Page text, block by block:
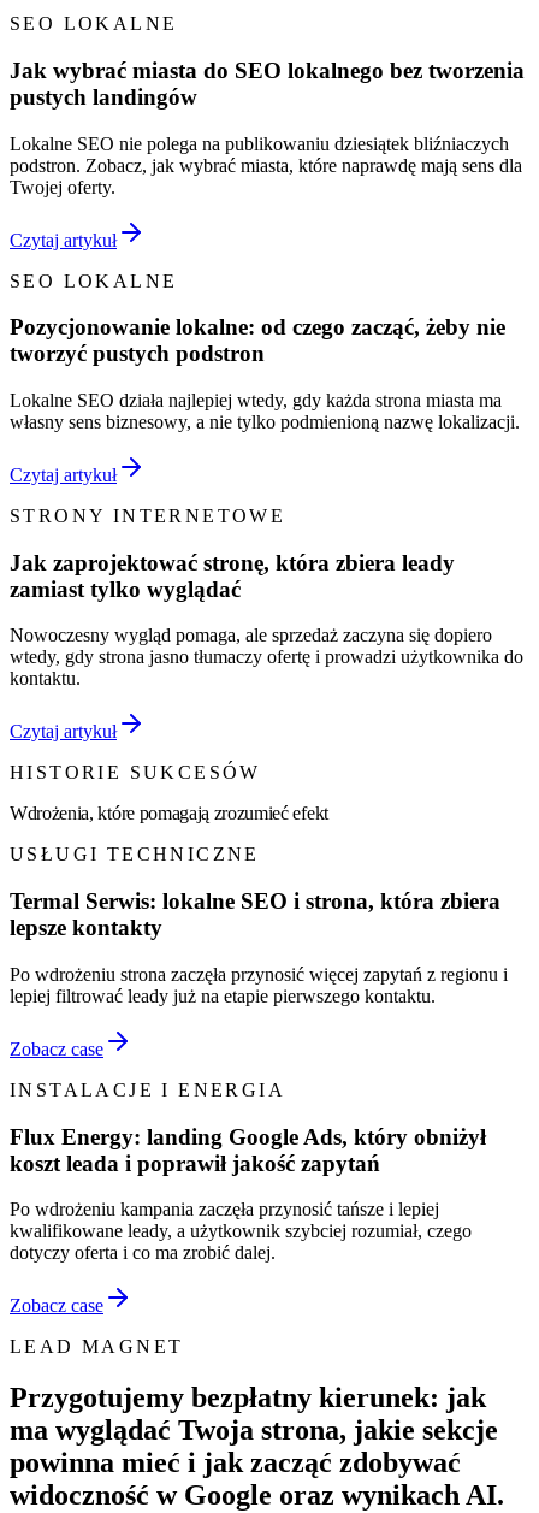
SEO LOKALNE
Jak wybrać miasta do SEO lokalnego bez tworzenia
pustych landingów
Lokalne SEO nie polega na publikowaniu dziesiątek bliźniaczych
podstron. Zobacz, jak wybrać miasta, które naprawdę mają sens dla
Twojej oferty.
Czytaj artykuł
SEO LOKALNE
Pozycjonowanie lokalne: od czego zacząć, żeby nie
tworzyć pustych podstron
Lokalne SEO działa najlepiej wtedy, gdy każda strona miasta ma
własny sens biznesowy, a nie tylko podmienioną nazwę lokalizacji.
Czytaj artykuł
STRONY INTERNETOWE
Jak zaprojektować stronę, która zbiera leady
zamiast tylko wyglądać
Nowoczesny wygląd pomaga, ale sprzedaż zaczyna się dopiero
wtedy, gdy strona jasno tłumaczy ofertę i prowadzi użytkownika do
kontaktu.
Czytaj artykuł
HISTORIE SUKCESÓW
Wdrożenia, które pomagają zrozumieć efekt
USŁUGI TECHNICZNE
Termal Serwis: lokalne SEO i strona, która zbiera
lepsze kontakty
Po wdrożeniu strona zaczęła przynosić więcej zapytań z regionu i
lepiej filtrować leady już na etapie pierwszego kontaktu.
Zobacz case
INSTALACJE I ENERGIA
Flux Energy: landing Google Ads, który obniżył
koszt leada i poprawił jakość zapytań
Po wdrożeniu kampania zaczęła przynosić tańsze i lepiej
kwalifikowane leady, a użytkownik szybciej rozumiał, czego
dotyczy oferta i co ma zrobić dalej.
Zobacz case
LEAD MAGNET
Przygotujemy bezpłatny kierunek: jak
ma wyglądać Twoja strona, jakie sekcje
powinna mieć i jak zacząć zdobywać
widoczność w Google oraz wynikach AI.